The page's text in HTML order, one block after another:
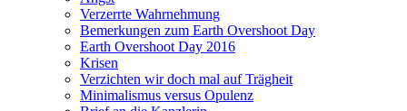
Verzerrte Wahrnehmung
Bemerkungen zum Earth Overshoot Day
Earth Overshoot Day 2016
Krisen
Verzichten wir doch mal auf Trägheit
Minimalismus versus Opulenz